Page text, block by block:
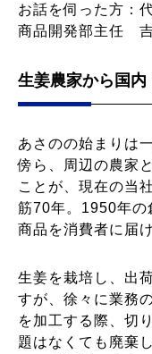
お話を伺った方：
商品開発部主任
生姜農家から国
あさのの始まりは
傍ら、周辺の農家
ことが、現在の当
筋70年。1950年の
商品を消費者に届
生姜を栽培し、出
すが、徐々に業務
を加工する際、切
題はなくても廃棄